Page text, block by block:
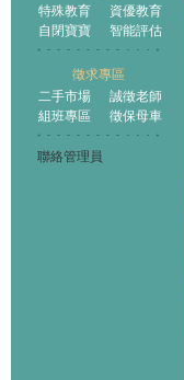
特殊教育
資優教育
自閉寶寶
智能評估
徵求專區
二手市場
誠徵老師
組班專區
徵保母車
聯絡管理員